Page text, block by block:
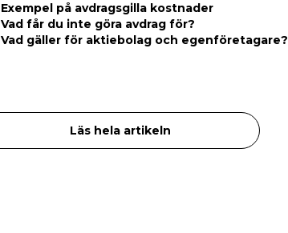
Exempel på avdragsgilla kostnader
Vad får du inte göra avdrag för?
Vad gäller för aktiebolag och egenföretagare?
Läs hela artikeln